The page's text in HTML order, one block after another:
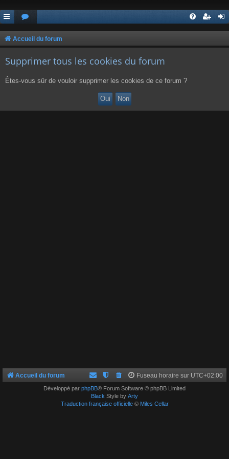
Accueil du forum
Supprimer tous les cookies du forum
Êtes-vous sûr de vouloir supprimer les cookies de ce forum ?
Accueil du forum Fuseau horaire sur UTC+02:00
Développé par phpBB® Forum Software © phpBB Limited
Black Style by Arty
Traduction française officielle© Miles Cellar